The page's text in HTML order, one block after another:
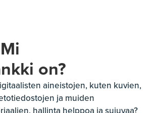
on?
aineistojen, kuten kuvien,
ja muiden